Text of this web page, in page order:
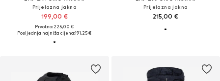
Prijelazna jakna
199,00 €
Prvotno: 225,00 €
Posljednja najniža cijena:191,25 €
Prijelazna jakna
215,00 €